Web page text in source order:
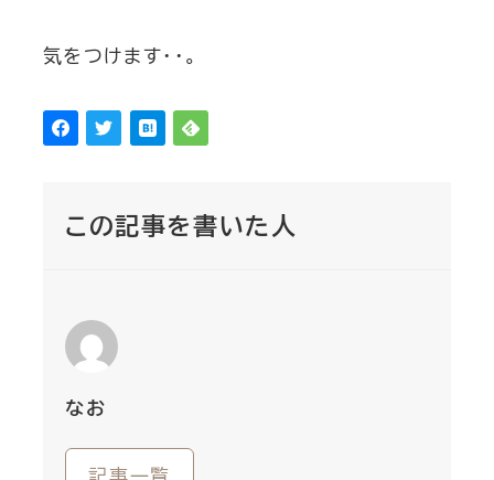
気をつけます・・。
この記事を書いた人
なお
記事一覧